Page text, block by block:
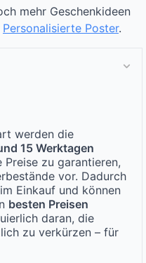
mehr Geschenkideen
Personalisierte Poster.
werden die
15 Werktagen
zu garantieren,
vor. Dadurch
Einkauf und können
besten Preisen
daran, die
zu verkürzen – für